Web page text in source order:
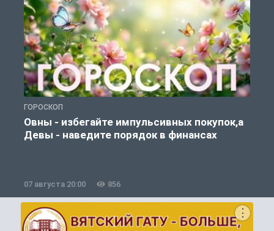
ГОРОСКОП
Овны - избегайте импульсивных покупок,а
Девы - наведите порядок в финансах
07 августа 20:00 856